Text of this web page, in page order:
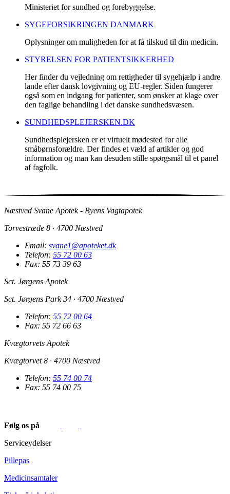
Ministeriet for sundhed og forebyggelse.
SYGEFORSIKRINGEN DANMARK
Oplysninger om muligheden for at få tilskud til din medicin.
STYRELSEN FOR PATIENTSIKKERHED
Her finder du vejledning om rettigheder til sygehjælp i andre
lande efter dansk lovgivning og EU-regler. Siden fungerer
også som en indgang for patienter, som ønsker at klage over
den faglige behandling i det danske sundhedsvæsen.
SUNDHEDSPLEJERSKEN.DK
Sundhedsplejersken er et virtuelt mødested for alle
småbørnsforældre. Der findes et væld af artikler og god
information og man kan desuden stille spørgsmål til et panel
af fagfolk.
Næstved Svane Apotek - Byens Vagtapotek
Torvestræde 8 · 4700 Næstved
Email: svane1@apoteket.dk
Telefon: 55 72 00 63
Fax: 55 73 39 63
Sct. Jørgens Apotek
Sct. Jørgens Park 34 · 4700 Næstved
Telefon: 55 72 00 64
Fax: 55 72 66 63
Kvægtorvets Apotek
Kvægtorvet 8 · 4700 Næstved
Telefon: 55 74 00 74
Fax: 55 74 00 75
Følg os på
Serviceydelser
Pillepas
Medicinsamtaler